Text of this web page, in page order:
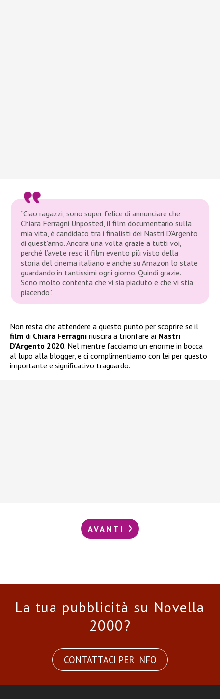
“Ciao ragazzi, sono super felice di annunciare che
Chiara Ferragni Unposted, il film documentario sulla
mia vita, è candidato tra i finalisti dei Nastri D’Argento
di quest’anno. Ancora una volta grazie a tutti voi,
perché l’avete reso il film evento più visto della
storia del cinema italiano e anche su Amazon lo state
guardando in tantissimi ogni giorno. Quindi grazie.
Sono molto contenta che vi sia piaciuto e che vi stia
piacendo”.
Non resta che attendere a questo punto per scoprire se il
film di Chiara Ferragni riuscirà a trionfare ai Nastri
D’Argento 2020. Nel mentre facciamo un enorme in bocca
al lupo alla blogger, e ci complimentiamo con lei per questo
importante e significativo traguardo.
AVANTI
La tua pubblicità su Novella
2000?
CONTATTACI PER INFO